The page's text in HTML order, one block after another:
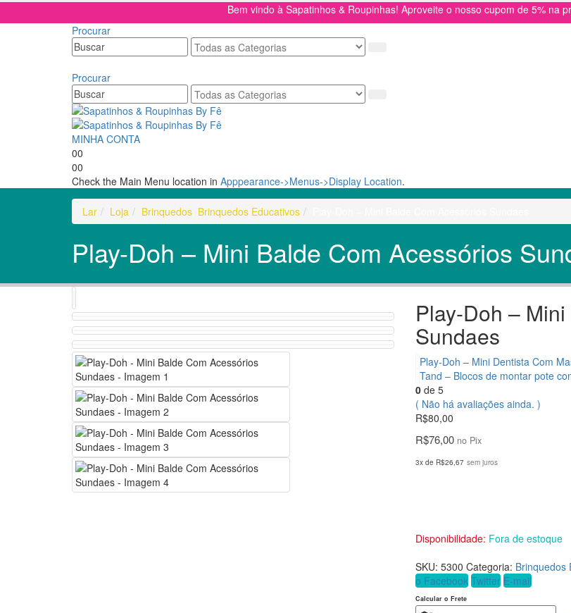
Bem vindo à Sapatinhos & Roupinhas! Aproveite o nosso cupom de 5% na
Procurar
Procurar
MINHA CONTA
00
00
Check the Main Menu location in Apppearance->Menus->Display Location.
Lar Loja Brinquedos Brinquedos Educativos
Play-Doh – Mini Balde Com Acessórios
Play-Doh –
Sundaes
Play-Doh – Mini Dentista Com
Tand – Blocos de montar pote
0de 5
( Não há avaliações ainda. )
R$80,00
R$76,00 no Pix
3x de R$26,67 sem juros
Disponibilidade: Fora de estoque
SKU: 5300 Categoria: Brinquedos
o Facebook Twitter E-mail
Calcular o Frete